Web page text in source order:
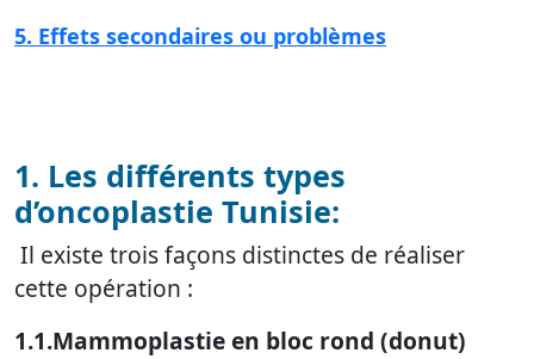
5. Effets secondaires ou problèmes
1. Les différents types
d’oncoplastie Tunisie:
Il existe trois façons distinctes de réaliser
cette opération :
1.1.Mammoplastie en bloc rond (donut)